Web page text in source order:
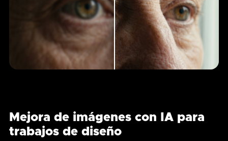
Mejora de imágenes con IA para
trabajos de diseño